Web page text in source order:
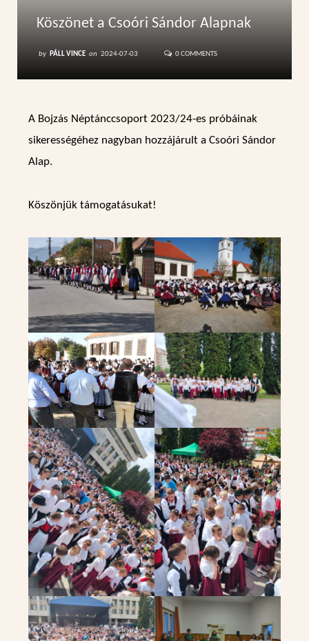
Köszönet a Csoóri Sándor Alapnak
by PÁLL VINCE on 2024-07-03 0 COMMENTS
A Bojzás Néptánccsoport 2023/24-es próbáinak
sikerességéhez nagyban hozzájárult a Csoóri Sándor
Alap.
Köszönjük támogatásukat!